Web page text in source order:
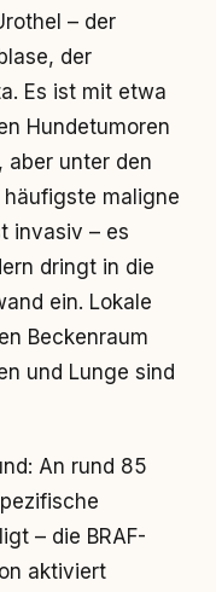
– der
der
Es ist mit etwa
Hundetumoren
aber unter den
maligne
invasiv – es
dringt in die
ein. Lokale
Beckenraum
und Lunge sind
An rund 85
– die BRAF-
aktiviert